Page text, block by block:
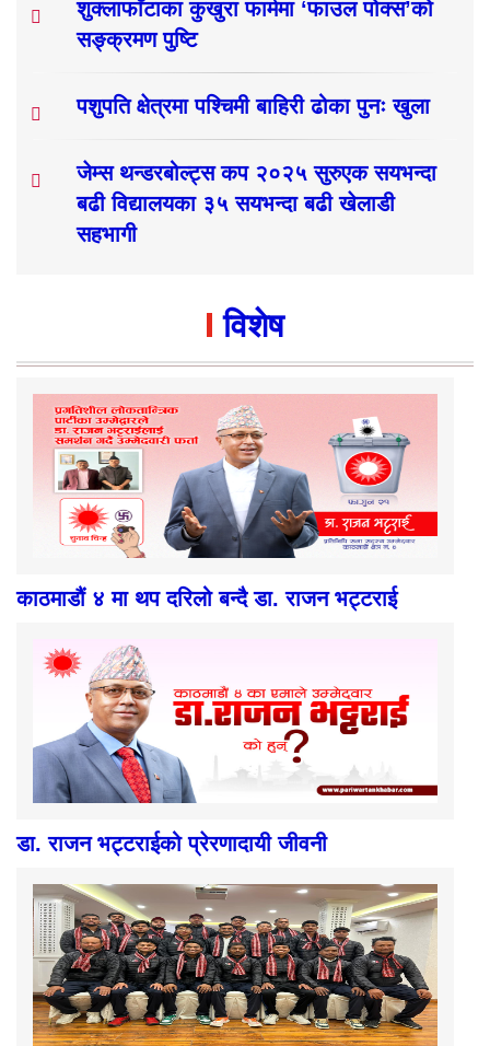
शुक्लाफाँटाका कुखुरा फार्ममा ‘फाउल पोक्स’को
सङ्क्रमण पुष्टि
पशुपति क्षेत्रमा पश्चिमी बाहिरी ढोका पुनः खुला
जेम्स थन्डरबोल्ट्स कप २०२५ सुरुएक सयभन्दा
बढी विद्यालयका ३५ सयभन्दा बढी खेलाडी
सहभागी
विशेष
काठमाडौं ४ मा थप दरिलो बन्दै डा. राजन भट्टराई
डा. राजन भट्टराईको प्रेरणादायी जीवनी